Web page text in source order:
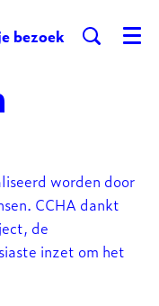
bezoek Menu
worden door
CCHA dankt
de
inzet om het